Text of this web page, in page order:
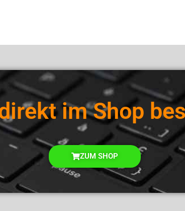
im Shop
ZUM SHOP